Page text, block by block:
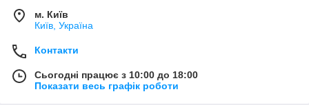
м. Київ
Київ, Україна
Контакти
Сьогодні працює з 10:00 до 18:00
Показати весь графік роботи